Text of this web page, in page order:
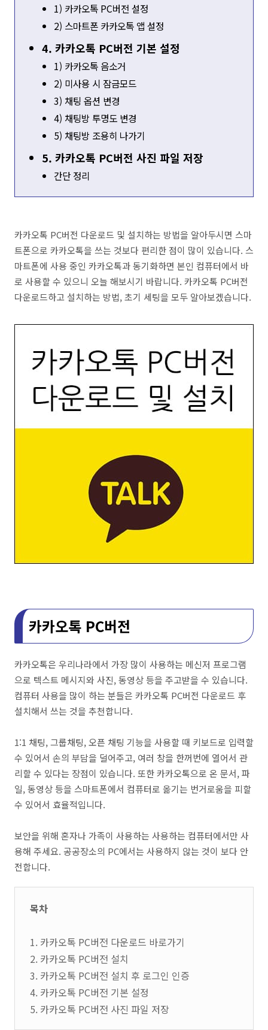
1) 카카오톡 PC버전 설정
2) 스마트폰 카카오톡 앱 설정
4. 카카오톡 PC버전 기본 설정
1) 카카오톡 음소거
2) 미사용 시 잠금모드
3) 채팅 옵션 변경
4) 채팅방 투명도 변경
5) 채팅방 조용히 나가기
5. 카카오톡 PC버전 사진 파일 저장
간단 정리
카카오톡 PC버전 다운로드 및 설치하는 방법을 알아두시면 스마
트폰으로 카카오톡을 쓰는 것보다 편리한 점이 많이 있습니다. 스
마트폰에 사용 중인 카카오톡과 동기화하면 본인 컴퓨터에서 바
로 사용할 수 있으니 오늘 해보시기 바랍니다. 카카오톡 PC버전
다운로드하고 설치하는 방법, 초기 세팅을 모두 알아보겠습니다.
카카오톡 PC버전
카카오톡은 우리나라에서 가장 많이 사용하는 메신저 프로그램
으로 텍스트 메시지와 사진, 동영상 등을 주고받을 수 있습니다.
컴퓨터 사용을 많이 하는 분들은 카카오톡 PC버전 다운로드 후
설치해서 쓰는 것을 추천합니다.
1:1 채팅, 그룹채팅, 오픈 채팅 기능을 사용할 때 키보드로 입력할
수 있어서 손의 부담을 덜어주고, 여러 창을 한꺼번에 열어서 관
리할 수 있다는 장점이 있습니다. 또한 카카오톡으로 온 문서, 파
일, 동영상 등을 스마트폰에서 컴퓨터로 옮기는 번거로움을 피할
수 있어서 효율적입니다.
보안을 위해 혼자나 가족이 사용하는 사용하는 컴퓨터에서만 사
용해 주세요. 공공장소의 PC에서는 사용하지 않는 것이 보다 안
전합니다.
목차
1. 카카오톡 PC버전 다운로드 바로가기
2. 카카오톡 PC버전 설치
3. 카카오톡 PC버전 설치 후 로그인 인증
4. 카카오톡 PC버전 기본 설정
5. 카카오톡 PC버전 사진 파일 저장